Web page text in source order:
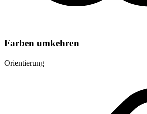
Farben umkehren
Orientierung